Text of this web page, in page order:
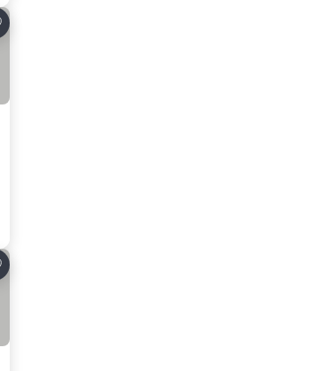
u favorite
u favorite